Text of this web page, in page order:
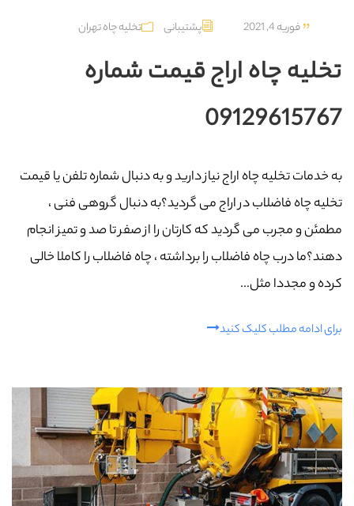
فوریه 4, 2021 پشتیبانی تخلیه چاه تهران
تخلیه چاه اراج قیمت شماره
09129615767
به خدمات تخلیه چاه اراج نیاز دارید و به دنبال شماره تلفن یا قیمت
تخلیه چاه فاضلاب در اراج می گردید؟به دنبال گروهی فنی ،
مطمئن و مجرب می گردید که کارتان را از صفر تا صد و تمیز انجام
دهند؟ما درب چاه فاضلاب را برداشته ، چاه فاضلاب را کاملا خالی
کرده و مجددا مثل...
برای ادامه مطلب کلیک کنید